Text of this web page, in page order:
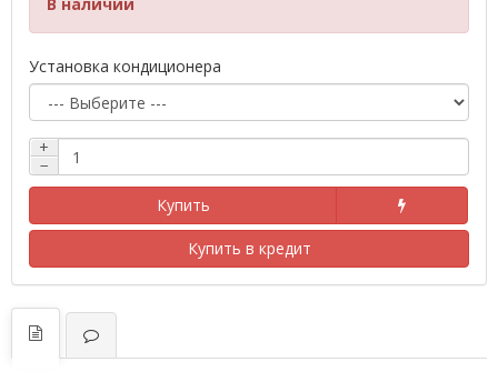
Установка кондиционера
+
−
Купить
Купить в кредит